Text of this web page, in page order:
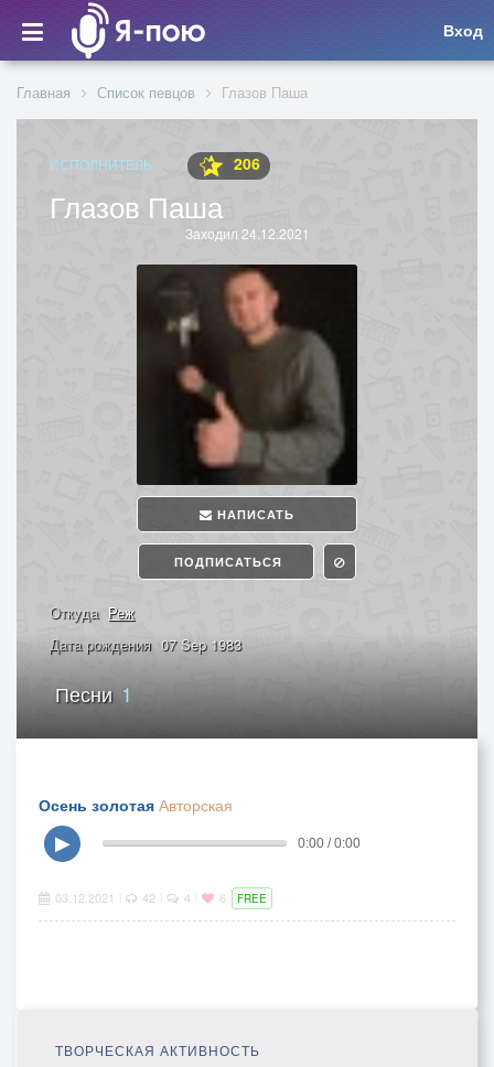
Вход
Главная Список певцов Глазов Паша
ИСПОЛНИТЕЛЬ 206
Глазов Паша
Заходил 24.12.2021
НАПИСАТЬ
ПОДПИСАТЬСЯ
Откуда Реж
Дата рождения 07 Sep 1983
Песни1
Осень золотая Авторская
▶
0:00 / 0:00
03.12.2021 42 4 6 FREE
ТВОРЧЕСКАЯ АКТИВНОСТЬ